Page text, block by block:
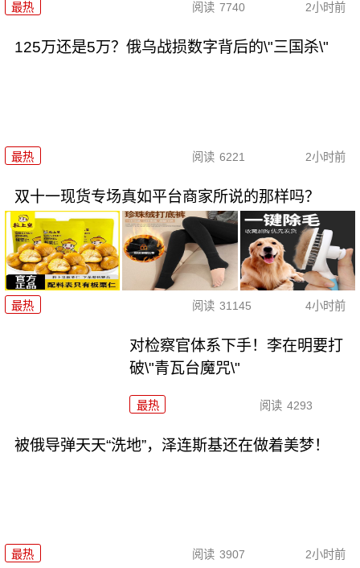
最热 阅读 7740 2小时前
125万还是5万？俄乌战损数字背后的\"三国杀\"
最热 阅读 6221 2小时前
双十一现货专场真如平台商家所说的那样吗？
最热 阅读 31145 4小时前
对检察官体系下手！李在明要打
破\"青瓦台魔咒\"
最热 阅读 4293
被俄导弹天天“洗地”，泽连斯基还在做着美梦！
最热 阅读 3907 2小时前